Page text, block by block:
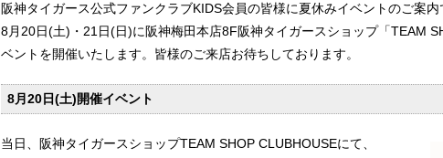
阪神タイガース公式ファンクラブKIDS会員の皆様に夏休みイベントのご案内
8月20日(土)・21日(日)に阪神梅田本店8F阪神タイガースショップ「TEAM
ベントを開催いたします。皆様のご来店お待ちしております。
8月20日(土)開催イベント
当日、阪神タイガースショップTEAM SHOP CLUBHOUSEにて、